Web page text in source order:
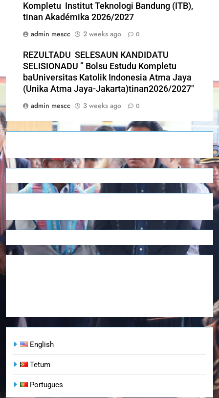
Kompletu Institut Teknologi Bandung (ITB),
tinan Akadémika 2026/2027
admin mescc
2 weeks ago 0
REZULTADU SELESAUN KANDIDATU
SELISIONADU ” Bolsu Estudu Kompletu
baUniversitas Katolik Indonesia Atma Jaya
(Unika Atma Jaya-Jakarta)tinan2026/2027″
admin mescc
3 weeks ago 0
English
Tetum
Portugues